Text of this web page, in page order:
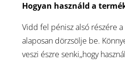
Hogyan használd a
Vidd fel pénisz alsó részére
alaposan dörzsölje be.
veszi észre senki,,hogy